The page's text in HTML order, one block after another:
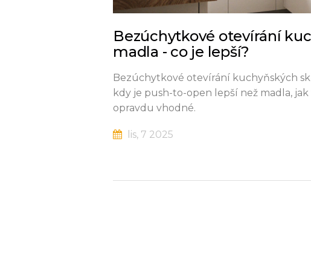
Bezúchytkové otevírání
madla - co je lepší?
Bezúchytkové otevírání kuchyňských
kdy je push-to-open lepší než madla,
opravdu vhodné.
lis, 7 2025